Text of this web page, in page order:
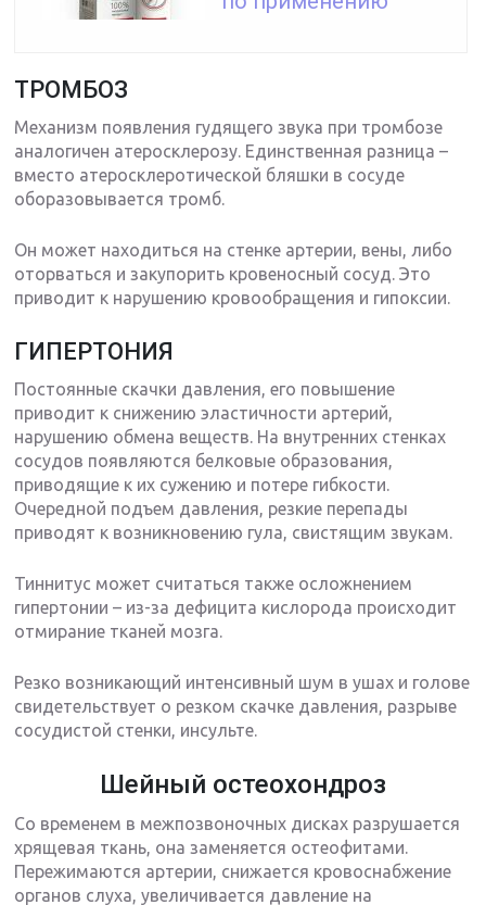
ТРОМБОЗ
Механизм появления гудящего звука при тромбозе
аналогичен атеросклерозу. Единственная разница –
вместо атеросклеротической бляшки в сосуде
оборазовывается тромб.
Он может находиться на стенке артерии, вены, либо
оторваться и закупорить кровеносный сосуд. Это
приводит к нарушению кровообращения и гипоксии.
ГИПЕРТОНИЯ
Постоянные скачки давления, его повышение
приводит к снижению эластичности артерий,
нарушению обмена веществ. На внутренних стенках
сосудов появляются белковые образования,
приводящие к их сужению и потере гибкости.
Очередной подъем давления, резкие перепады
приводят к возникновению гула, свистящим звукам.
Тиннитус может считаться также осложнением
гипертонии – из-за дефицита кислорода происходит
отмирание тканей мозга.
Резко возникающий интенсивный шум в ушах и голове
свидетельствует о резком скачке давления, разрыве
сосудистой стенки, инсульте.
Шейный остеохондроз
Со временем в межпозвоночных дисках разрушается
хрящевая ткань, она заменяется остеофитами.
Пережимаются артерии, снижается кровоснабжение
органов слуха, увеличивается давление на